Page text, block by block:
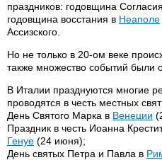
праздников: годовщина
годовщина восстания в Неаполе
Ассизского.
Но не только в 20-ом веке
также множество событий были
В Италии празднуются многие
проводятся в честь местных
День Святого Марка в Венеции
Праздник в честь Иоанна
Генуе (24 июня);
День святых Петра и Павла в